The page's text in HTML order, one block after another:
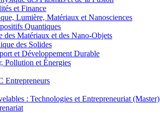
et Finance
Lumière, Matériaux et Nanosciences
Quantiques
Matériaux et des Nano-Objets
des Solides
et Développement Durable
Pollution et Énergies
Entrepreneurs
: Technologies et Entrepreneuriat (Master)